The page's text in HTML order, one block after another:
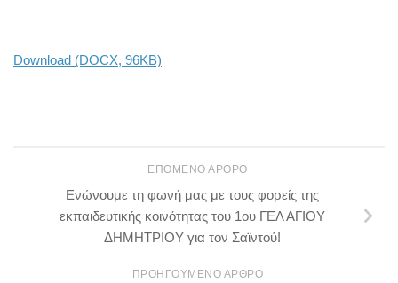
Download (DOCX, 96KB)
ΕΠΌΜΕΝΟ ΆΡΘΡΟ
Ενώνουμε τη φωνή μας με τους φορείς της
εκπαιδευτικής κοινότητας του 1ου ΓΕΛ ΑΓΙΟΥ
ΔΗΜΗΤΡΙΟΥ για τον Σαϊντού!
ΠΡΟΗΓΟΎΜΕΝΟ ΆΡΘΡΟ